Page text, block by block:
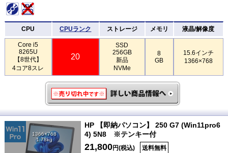
CPU CPUランク ストレージ メモリ 液晶/解像度
Core i5
8265U
【8世代】
4コア8スレ
20
SSD
256GB
新品
NVMe
8
GB
15.6インチ
1366×768
1366×768
1.78kg
HP 【即納パソコン】 250 G7 (Win11pro6
4) 5N8 ※テンキー付
21,800円(税込) 送料無料